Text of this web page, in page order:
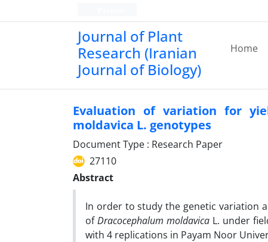
Journal of Plant
Research (Iranian
Journal of Biology)
Home
Evaluation of variation for
moldavica L. genotypes
Document Type : Research Paper
27110
Abstract
In order to study the genetic variation
ofDracocephalum moldavica L. under
with 4 replications in Payam Noor